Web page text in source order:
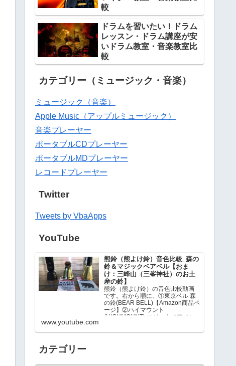
較
ドラムを習いたい！ドラム
レッスン・ドラム講座が安
いドラム教室・音楽教室比
較
カテゴリー（ミュージック・音楽）
ミュージック（音楽）
Apple Music（アップルミュージック）
音楽プレーヤー
ポータブルCDプレーヤー
ポータブルMDプレーヤー
レコードプレーヤー
Twitter
Tweets by VbaApps
YouTube
熊鈴（熊よけ鈴）音色比較_森の
鈴＆マジックベアベル【おま
け：三峰山（三峯神社）のお土
産の鈴】
熊鈴（熊よけ鈴）の音色比較動画
です。右から順に、①東京ベル 森
の鈴(BEAR BELL)【Amazon商品ペ
ージ】②ハイマウント
(HIGHMOUNT) マジックベアベル
（三峯神社）のお土産…
www.youtube.com
カテゴリー